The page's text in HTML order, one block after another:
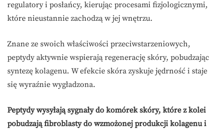
regulatory i posłańcy, kierując procesami fizjologicznymi,
które nieustannie zachodzą w jej wnętrzu.
Znane ze swoich właściwości przeciwstarzeniowych,
peptydy aktywnie wspierają regenerację skóry, pobudzając
syntezę kolagenu. W efekcie skóra zyskuje jędrność i staje
się wyraźnie wygładzona.
Peptydy wysyłają sygnały do komórek skóry, które z kolei
pobudzają fibroblasty do wzmożonej produkcji kolagenu i